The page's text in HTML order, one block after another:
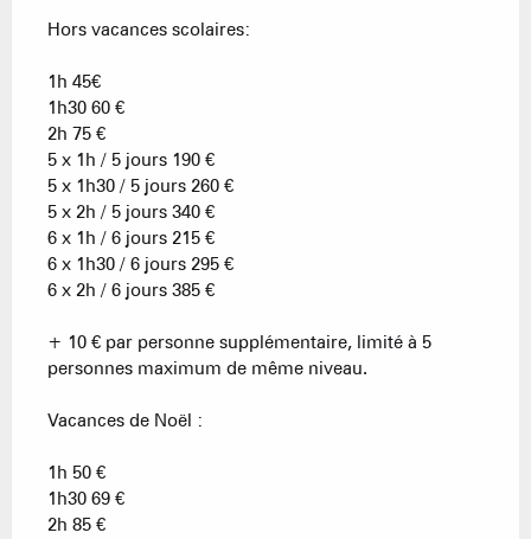
Hors vacances scolaires:
1h 45€
1h30 60 €
2h 75 €
5 x 1h / 5 jours 190 €
5 x 1h30 / 5 jours 260 €
5 x 2h / 5 jours 340 €
6 x 1h / 6 jours 215 €
6 x 1h30 / 6 jours 295 €
6 x 2h / 6 jours 385 €
+ 10 € par personne supplémentaire, limité à 5
personnes maximum de même niveau.
Vacances de Noël :
1h 50 €
1h30 69 €
2h 85 €